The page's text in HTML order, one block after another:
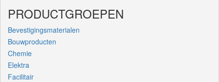
PRODUCTGROEPEN
Bevestigingsmaterialen
Bouwproducten
Chemie
Elektra
Facilitair